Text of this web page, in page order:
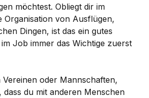
möchtest. Obliegt dir im
Organisation von Ausflügen,
Dingen, ist das ein gutes
Job immer das Wichtige zuerst
Vereinen oder Mannschaften,
dass du mit anderen Menschen